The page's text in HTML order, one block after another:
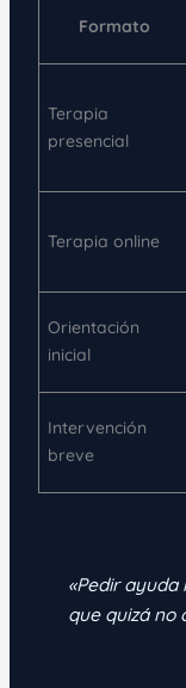
Formato
Terapia
presencial
Terapia online
Orientación
inicial
Intervención
breve
«Pedir
que quizá no